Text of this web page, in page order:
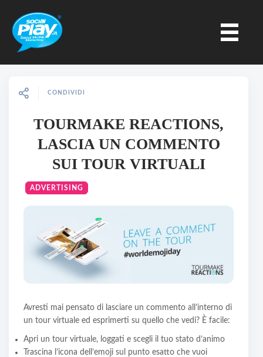
CONDIVIDI
TOURMAKE REACTIONS,
LASCIA UN COMMENTO
SUI TOUR VIRTUALI
ADVERTISING
Avresti mai pensato di lasciare un commento all’interno di
un tour virtuale ed esprimerti su quello che vedi? È facile:
Apri un tour virtuale, loggati e scegli il tuo stato d’animo
Trascina l’icona dell’emoji sul punto esatto che vuoi